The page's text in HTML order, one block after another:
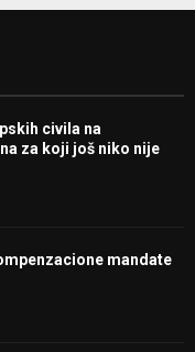
civila na
za koji još niko nije
mandate